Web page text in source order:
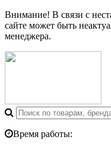
Внимание! В связи с
сайте может быть
менеджера.
Время работы: